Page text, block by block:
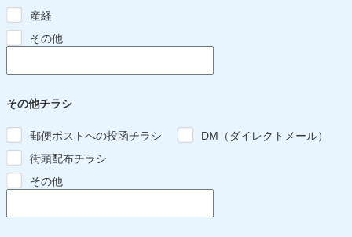
産経
その他
その他チラシ
郵便ポストへの投函チラシ
DM（ダイレクトメール）
街頭配布チラシ
その他